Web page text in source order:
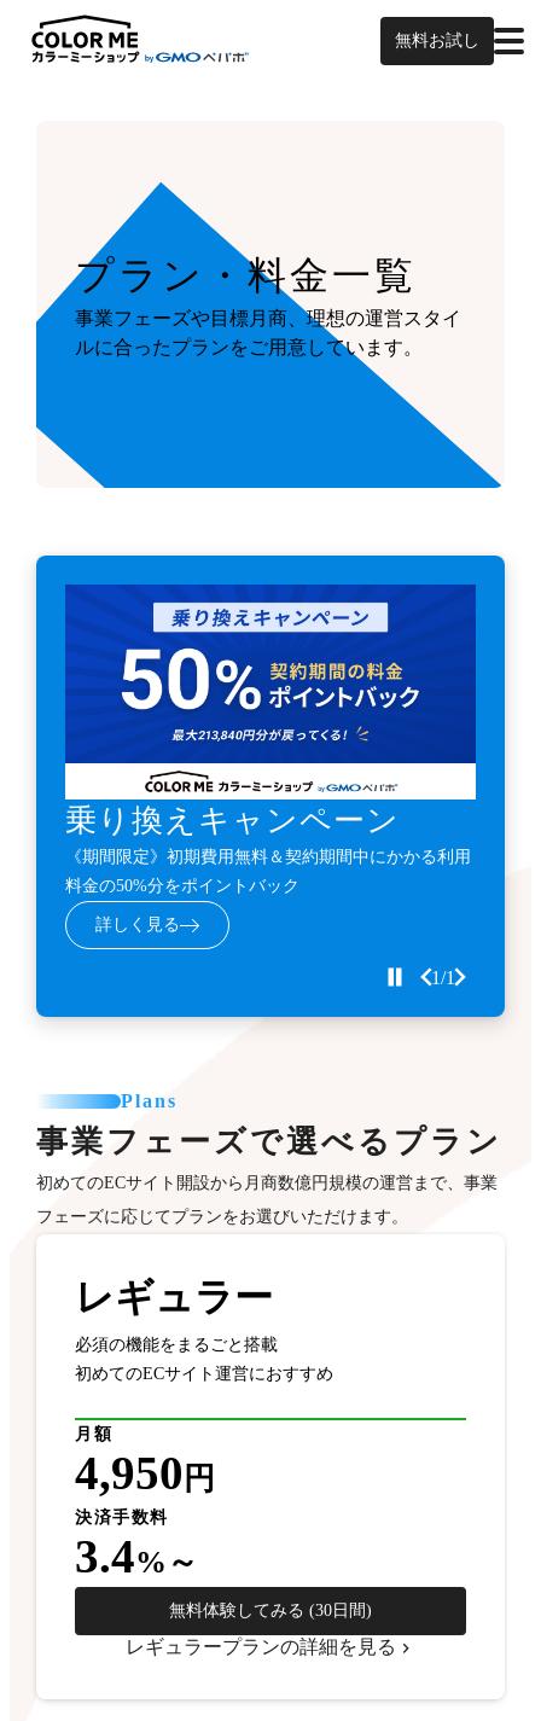
無料お試し
プラン・料金一覧
事業フェーズや目標月商、理想の運営スタイ
ルに合ったプランをご用意しています。
乗り換えキャンペーン
《期間限定》初期費用無料＆契約期間中にかかる利用
料金の50%分をポイントバック
詳しく見る
1/1
Plans
事業フェーズで選べるプラン
初めてのECサイト開設から月商数億円規模の運営まで、事業
フェーズに応じてプランをお選びいただけます。
レギュラー
必須の機能をまるごと搭載
初めてのECサイト運営におすすめ
月額
4,950 円
決済手数料
3.4%～
無料体験してみる (30日間)
レギュラープランの詳細を見る